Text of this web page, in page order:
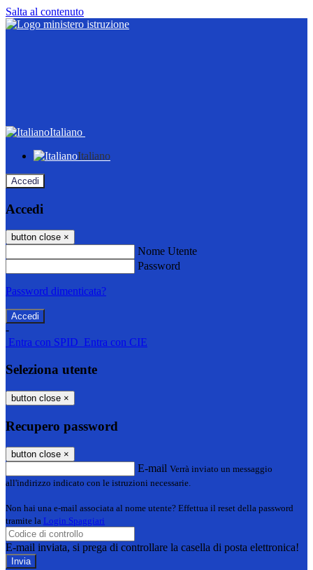
Salta al contenuto
Italiano
Italiano
Accedi
Accedi
button close ×
Nome Utente
Password
Password dimenticata?
-
Entra con SPID Entra con CIE
Seleziona utente
button close ×
Recupero password
button close ×
E-mail Verrà inviato un messaggio
all'indirizzo indicato con le istruzioni necessarie.
Non hai una e-mail associata al nome utente? Effettua il reset della password
tramite la Login Spaggiari
E-mail inviata, si prega di controllare la casella di posta elettronica!